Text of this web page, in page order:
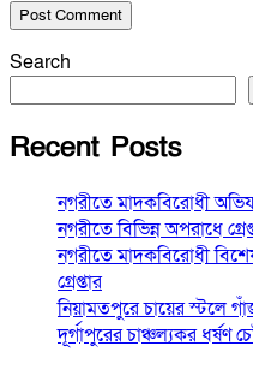
Search
Recent Posts
নগরীতে মাদকবিরোধী
নগরীতে বিভিন্ন অপরাধে
নগরীতে মাদকবিরোধী
গ্রেপ্তার
নিয়ামতপুরে চায়ের স্টলে
দূর্গাপুরের চাঞ্চল্যকর ধর্ষণ